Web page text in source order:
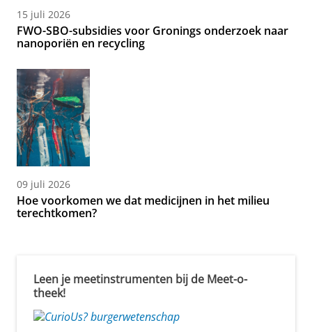
15 juli 2026
FWO-SBO-subsidies voor Gronings onderzoek naar
nanoporiën en recycling
09 juli 2026
Hoe voorkomen we dat medicijnen in het milieu
terechtkomen?
Leen je meetinstrumenten bij de Meet-o-
theek!